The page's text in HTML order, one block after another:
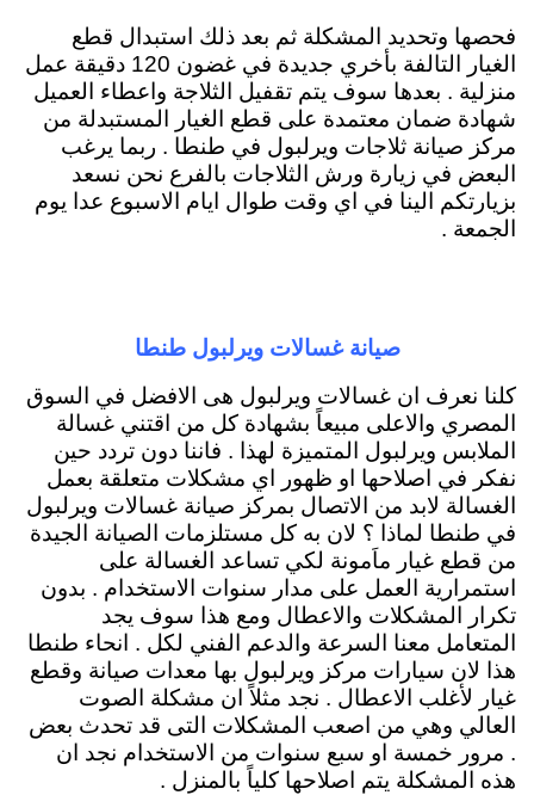
فحصها وتحديد المشكلة ثم بعد ذلك استبدال قطع
الغيار التالفة بأخري جديدة في غضون 120 دقيقة عمل
منزلية . بعدها سوف يتم تقفيل الثلاجة واعطاء العميل
شهادة ضمان معتمدة على قطع الغيار المستبدلة من
مركز صيانة ثلاجات ويرلبول في طنطا . ربما يرغب
البعض في زيارة ورش الثلاجات بالفرع نحن نسعد
بزيارتكم الينا في اي وقت طوال ايام الاسبوع عدا يوم
الجمعة .
صيانة غسالات ويرلبول طنطا
كلنا نعرف ان غسالات ويرلبول هى الافضل في السوق
المصري والاعلى مبيعاً بشهادة كل من اقتني غسالة
الملابس ويرلبول المتميزة لهذا . فاننا دون تردد حين
نفكر في اصلاحها او ظهور اي مشكلات متعلقة بعمل
الغسالة لابد من الاتصال بمركز صيانة غسالات ويرلبول
في طنطا لماذا ؟ لان به كل مستلزمات الصيانة الجيدة
من قطع غيار ماَمونة لكي تساعد الغسالة على
استمرارية العمل على مدار سنوات الاستخدام . بدون
تكرار المشكلات والاعطال ومع هذا سوف يجد
المتعامل معنا السرعة والدعم الفني لكل . انحاء طنطا
هذا لان سيارات مركز ويرلبول بها معدات صيانة وقطع
غيار لأغلب الاعطال . نجد مثلاً ان مشكلة الصوت
العالي وهي من اصعب المشكلات التى قد تحدث بعض
. مرور خمسة او سبع سنوات من الاستخدام نجد ان
هذه المشكلة يتم اصلاحها كلياً بالمنزل .